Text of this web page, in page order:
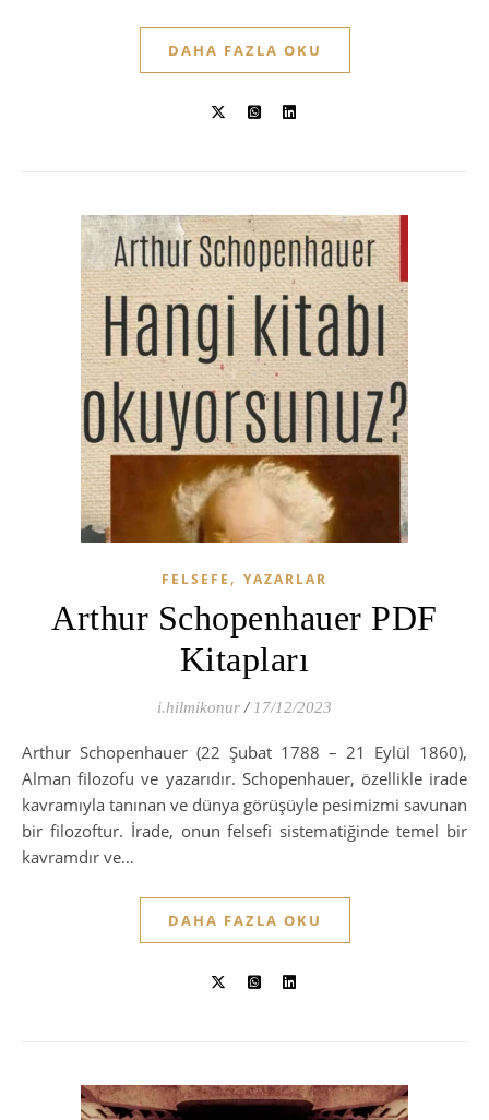
DAHA FAZLA OKU
FELSEFE , YAZARLAR
Arthur Schopenhauer PDF
Kitapları
i.hilmikonur / 17/12/2023
Arthur Schopenhauer (22 Şubat 1788 – 21 Eylül 1860),
Alman filozofu ve yazarıdır. Schopenhauer, özellikle irade
kavramıyla tanınan ve dünya görüşüyle pesimizmi savunan
bir filozoftur. İrade, onun felsefi sistematiğinde temel bir
kavramdır ve…
DAHA FAZLA OKU